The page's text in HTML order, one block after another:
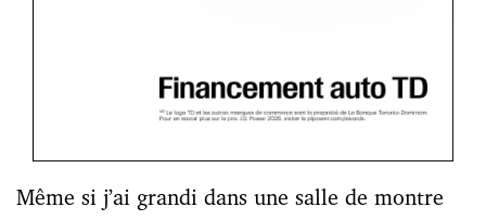
Même si j’ai grandi dans une salle de montre